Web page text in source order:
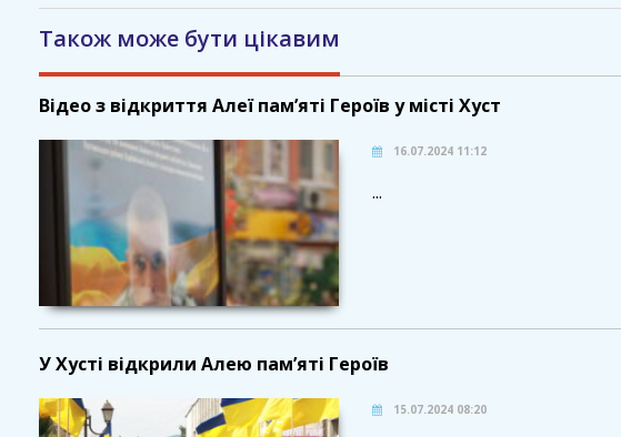
Також може бути цікавим
Відео з відкриття Алеї пам’яті Героїв у місті Хуст
16.07.2024 11:12
...
У Хусті відкрили Алею пам’яті Героїв
15.07.2024 08:20